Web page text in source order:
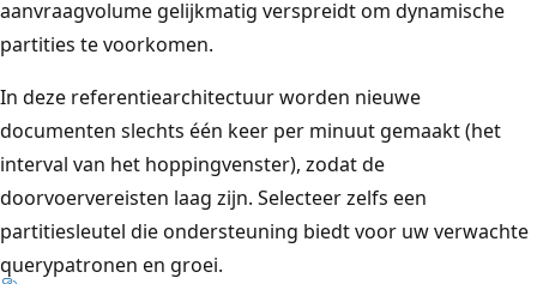
aanvraagvolume gelijkmatig verspreidt om dynamische
partities te voorkomen.
In deze referentiearchitectuur worden nieuwe
documenten slechts één keer per minuut gemaakt (het
interval van het hoppingvenster), zodat de
doorvoervereisten laag zijn. Selecteer zelfs een
partitiesleutel die ondersteuning biedt voor uw verwachte
querypatronen en groei.